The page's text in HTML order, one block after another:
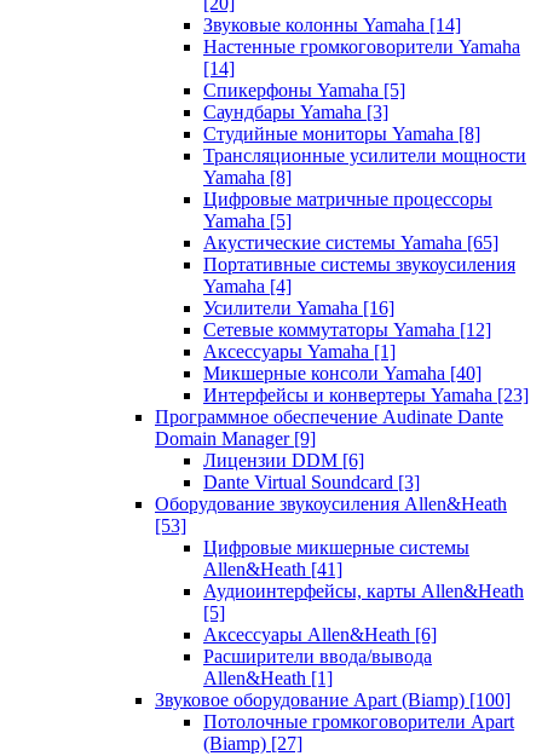
Звуковые колонны Yamaha [14]
Настенные громкоговорители Yamaha
[14]
Спикерфоны Yamaha [5]
Саундбары Yamaha [3]
Студийные мониторы Yamaha [8]
Трансляционные усилители мощности
Yamaha [8]
Цифровые матричные процессоры
Yamaha [5]
Акустические системы Yamaha [65]
Портативные системы звукоусиления
Yamaha [4]
Усилители Yamaha [16]
Сетевые коммутаторы Yamaha [12]
Аксессуары Yamaha [1]
Микшерные консоли Yamaha [40]
Интерфейсы и конвертеры Yamaha [23]
Программное обеспечение Audinate Dante
Domain Manager [9]
Лицензии DDM [6]
Dante Virtual Soundcard [3]
Оборудование звукоусиления Allen&Heath
[53]
Цифровые микшерные системы
Allen&Heath [41]
Аудиоинтерфейсы, карты Allen&Heath
[5]
Аксессуары Allen&Heath [6]
Расширители ввода/вывода
Allen&Heath [1]
Звуковое оборудование Apart (Biamp) [100]
Потолочные громкоговорители Apart
(Biamp) [27]